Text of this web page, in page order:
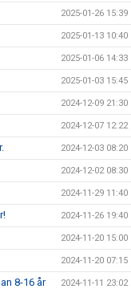
2025-01-26 15:39
2025-01-13 10:40
2025-01-06 14:33
2025-01-03 15:45
2024-12-09 21:30
2024-12-07 12:22
2024-12-03 08:20
2024-12-02 08:30
2024-11-29 11:40
2024-11-26 19:40
2024-11-20 15:00
2024-11-20 07:15
8-16 år 2024-11-11 23:02